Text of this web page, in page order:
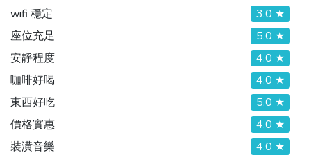
wifi 穩定
3.0 ★
座位充足
5.0 ★
安靜程度
4.0 ★
咖啡好喝
4.0 ★
東西好吃
5.0 ★
價格實惠
4.0 ★
裝潢音樂
4.0 ★